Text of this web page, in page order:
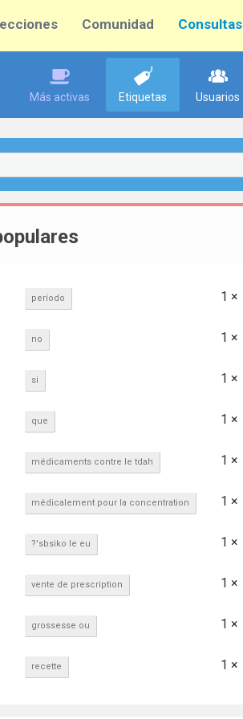
Comunidad Consultas
Más activas Etiquetas Usuarios
período 1 ×
no 1 ×
si 1 ×
que 1 ×
médicaments contre le tdah 1 ×
médicalement pour la concentration 1 ×
?'sbsiko le eu 1 ×
vente de prescription 1 ×
grossesse ou 1 ×
recette 1 ×